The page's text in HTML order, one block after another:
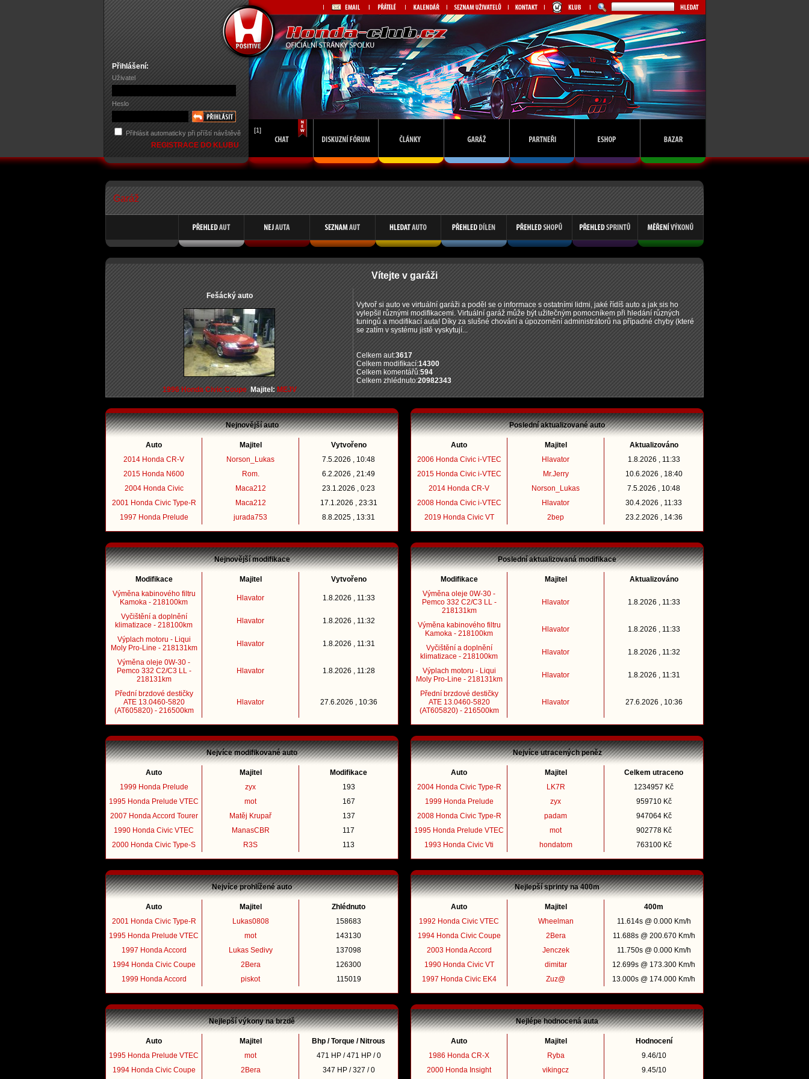
Přihlášení:
Uživatel
Heslo
Přihlásit automaticky při příští návštěvě
REGISTRACE DO KLUBU
[1]
Garáž
Vítejte v garáži
Fešácký auto
1996 Honda Civic CoupeMajitel: MEJV
Vytvoř si auto ve virtuální garáži a poděl se o informace s ostatními lidmi, jaké řídíš auto a jak sis ho
vylepšil různými modifikacemi. Virtuální garáž může být užitečným pomocníkem při hledání různých
tuningů a modifikací auta! Díky za slušné chování a úpozornění administrátorů na případné chyby (které
se zatím v systému jistě vyskytují...
Celkem aut:3617
Celkem modifikací:14300
Celkem komentářů:594
Celkem zhlédnuto:20982343
Nejnovější auto
Auto Majitel
Vytvořeno
2014 Honda CR-V
Norson_Lukas
7.5.2026 , 10:48
2015 Honda N600
Rom.
6.2.2026 , 21:49
2004 Honda Civic
Maca212
23.1.2026 , 0:23
2001 Honda Civic Type-R
Maca212
17.1.2026 , 23:31
1997 Honda Prelude
jurada753 8.8.2025 , 13:31
Nejnovější modifikace
Modifikace Majitel
Vytvořeno
Výměna kabinového filtru
Kamoka - 218100km
Hlavator 1.8.2026 , 11:33
Vyčištění a doplnění
klimatizace - 218100km
Hlavator 1.8.2026 , 11:32
Výplach motoru - Liqui
Moly Pro-Line - 218131km
Hlavator 1.8.2026 , 11:31
Výměna oleje 0W-30 -
Pemco 332 C2/C3 LL -
218131km
Hlavator 1.8.2026 , 11:28
Přední brzdové destičky
ATE 13.0460-5820
(AT605820) - 216500km
Hlavator 27.6.2026 , 10:36
Nejvíce modifikované auto
Auto Majitel
Modifikace
1999 Honda Prelude
zyx
193
1995 Honda Prelude VTEC
mot
167
2007 Honda Accord Tourer
Matěj Krupař
137
1990 Honda Civic VTEC
ManasCBR
117
2000 Honda Civic Type-S
R3S 113
Nejvíce prohlížené auto
Auto Majitel
Zhlédnuto
2001 Honda Civic Type-R
Lukas0808
158683
1995 Honda Prelude VTEC
mot
143130
1997 Honda Accord
Lukas Sedivy
137098
1994 Honda Civic Coupe
2Bera
126300
1999 Honda Accord
piskot 115019
Nejlepší výkony na brzdě
Auto Majitel
Bhp / Torque / Nitrous
1995 Honda Prelude VTEC
mot
471 HP / 471 HP / 0
1994 Honda Civic Coupe
2Bera 347 HP / 327 / 0
Poslední aktualizované auto
Auto Majitel
Aktualizováno
2006 Honda Civic i-VTEC
Hlavator
1.8.2026 , 11:33
2015 Honda Civic i-VTEC
Mr.Jerry
10.6.2026 , 18:40
2014 Honda CR-V
Norson_Lukas
7.5.2026 , 10:48
2008 Honda Civic i-VTEC
Hlavator
30.4.2026 , 11:33
2019 Honda Civic VT
2bep 23.2.2026 , 14:36
Poslední aktualizovaná modifikace
Modifikace Majitel
Aktualizováno
Výměna oleje 0W-30 -
Pemco 332 C2/C3 LL -
218131km
Hlavator 1.8.2026 , 11:33
Výměna kabinového filtru
Kamoka - 218100km
Hlavator 1.8.2026 , 11:33
Vyčištění a doplnění
klimatizace - 218100km
Hlavator 1.8.2026 , 11:32
Výplach motoru - Liqui
Moly Pro-Line - 218131km
Hlavator 1.8.2026 , 11:31
Přední brzdové destičky
ATE 13.0460-5820
(AT605820) - 216500km
Hlavator 27.6.2026 , 10:36
Nejvíce utracených peněz
Auto Majitel
Celkem utraceno
2004 Honda Civic Type-R
LK7R
1234957 Kč
1999 Honda Prelude
zyx
959710 Kč
2008 Honda Civic Type-R
padam
947064 Kč
1995 Honda Prelude VTEC
mot
902778 Kč
1993 Honda Civic Vti
hondatom 763100 Kč
Nejlepší sprinty na 400m
Auto Majitel
400m
1992 Honda Civic VTEC
Wheelman
11.614s @ 0.000 Km/h
1994 Honda Civic Coupe
2Bera
11.688s @ 200.670 Km/h
2003 Honda Accord
Jenczek
11.750s @ 0.000 Km/h
1990 Honda Civic VT
dimitar
12.699s @ 173.300 Km/h
1997 Honda Civic EK4
Zuz@ 13.000s @ 174.000 Km/h
Nejlépe hodnocená auta
Auto Majitel
Hodnocení
1986 Honda CR-X
Ryba
9.46/10
2000 Honda Insight
vikingcz 9.45/10